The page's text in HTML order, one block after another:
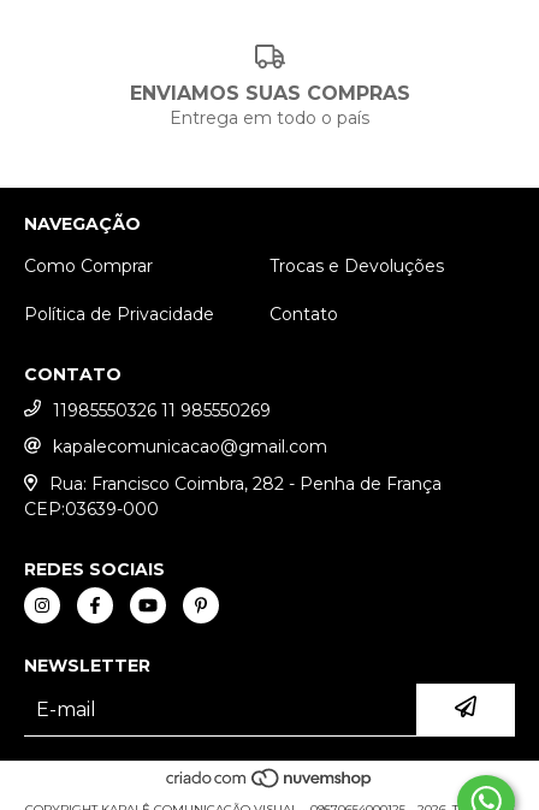
ENVIAMOS SUAS COMPRAS
Entrega em todo o país
NAVEGAÇÃO
Como Comprar
Trocas e Devoluções
Política de Privacidade Contato
CONTATO
11985550326 11 985550269
kapalecomunicacao@gmail.com
Rua: Francisco Coimbra, 282 - Penha de França
CEP:03639-000
REDES SOCIAIS
NEWSLETTER